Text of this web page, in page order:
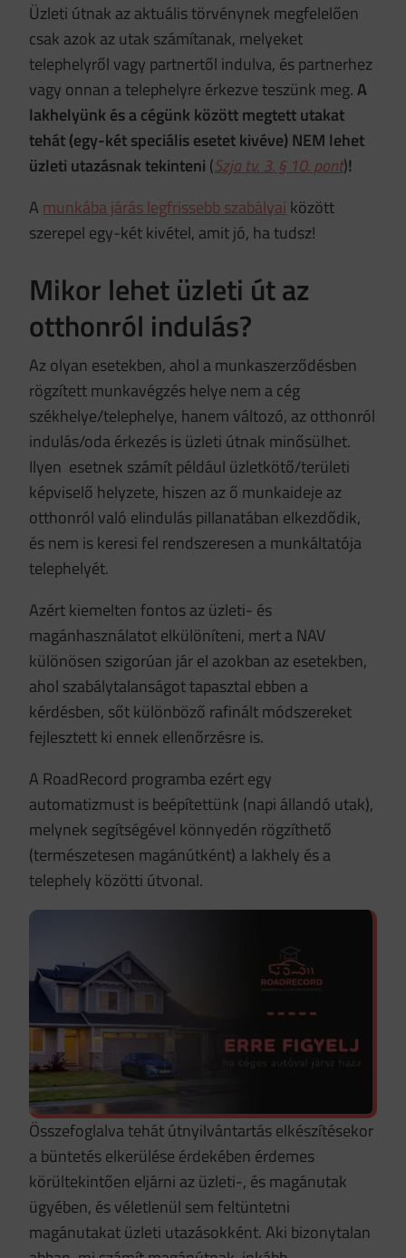
Üzleti útnak az aktuális törvénynek megfelelően
csak azok az utak számítanak, melyeket
telephelyről vagy partnertől indulva, és partnerhez
vagy onnan a telephelyre érkezve teszünk meg.A
lakhelyünk és a cégünk között megtett utakat
tehát (egy-két speciális esetet kivéve) NEM lehet
üzleti utazásnak tekinteni (Szja tv. 3. § 10. pont)!
A munkába járás legfrissebb szabályai között
szerepel egy-két kivétel, amit jó, ha tudsz!
Mikor lehet üzleti út az
otthonról indulás?
Az olyan esetekben, ahol a munkaszerződésben
rögzített munkavégzés helye nem a cég
székhelye/telephelye, hanem változó, az otthonról
indulás/oda érkezés is üzleti útnak minősülhet.
Ilyen esetnek számít például üzletkötő/területi
képviselő helyzete, hiszen az ő munkaideje az
otthonról való elindulás pillanatában elkezdődik,
és nem is keresi fel rendszeresen a munkáltatója
telephelyét.
Azért kiemelten fontos az üzleti- és
magánhasználatot elkülöníteni, mert a NAV
különösen szigorúan jár el azokban az esetekben,
ahol szabálytalanságot tapasztal ebben a
kérdésben, sőt különböző rafinált módszereket
fejlesztett ki ennek ellenőrzésre is.
A RoadRecord programba ezért egy
automatizmust is beépítettünk (napi állandó utak),
melynek segítségével könnyedén rögzíthető
(természetesen magánútként) a lakhely és a
telephely közötti útvonal.
Összefoglalva tehát útnyilvántartás elkészítésekor
a büntetés elkerülése érdekében érdemes
körültekintően eljárni az üzleti-, és magánutak
ügyében, és véletlenül sem feltüntetni
magánutakat üzleti utazásokként. Aki bizonytalan